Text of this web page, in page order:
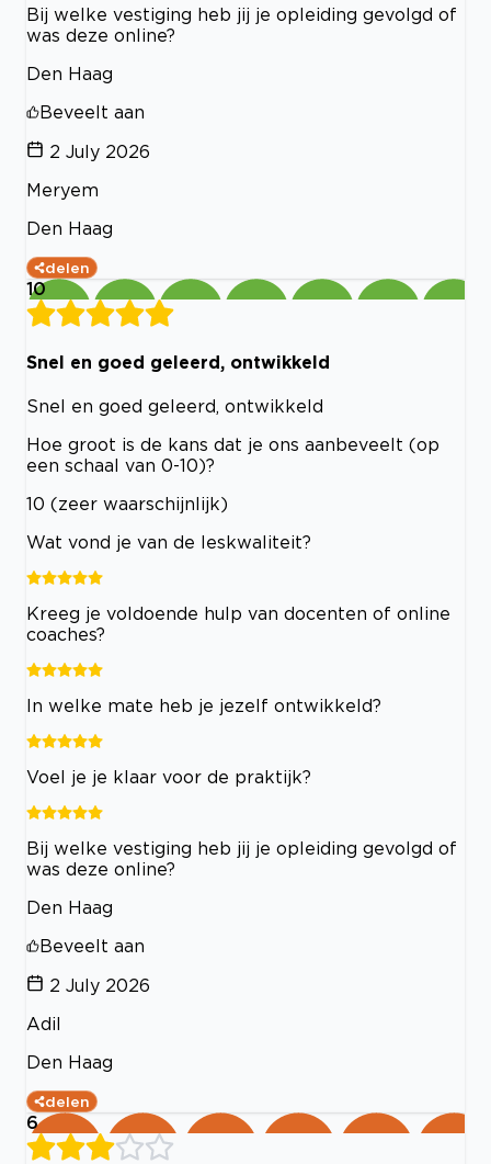
Bij welke vestiging heb jij je opleiding gevolgd of
was deze online?
Den Haag
Beveelt aan
2 July 2026
Meryem
Den Haag
delen
10
Snel en goed geleerd, ontwikkeld
Snel en goed geleerd, ontwikkeld
Hoe groot is de kans dat je ons aanbeveelt (op
een schaal van 0-10)?
10 (zeer waarschijnlijk)
Wat vond je van de leskwaliteit?
Kreeg je voldoende hulp van docenten of online
coaches?
In welke mate heb je jezelf ontwikkeld?
Voel je je klaar voor de praktijk?
Bij welke vestiging heb jij je opleiding gevolgd of
was deze online?
Den Haag
Beveelt aan
2 July 2026
Adil
Den Haag
delen
6